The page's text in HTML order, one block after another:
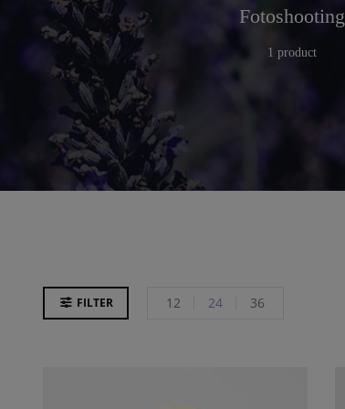
Küche
25 products
Fotoshooting
1 product
FILTER 12 24 36